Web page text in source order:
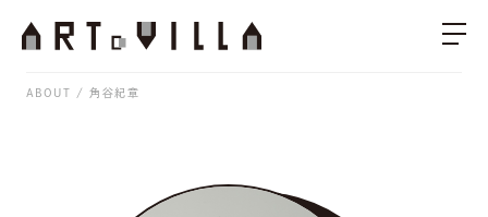
ABOUT 角谷紀章